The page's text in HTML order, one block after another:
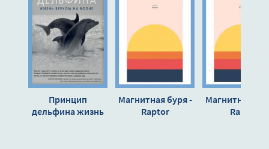
Принцип
дельфина жизнь
Магнитная буря -
Raptor
Магнитная
Rapto